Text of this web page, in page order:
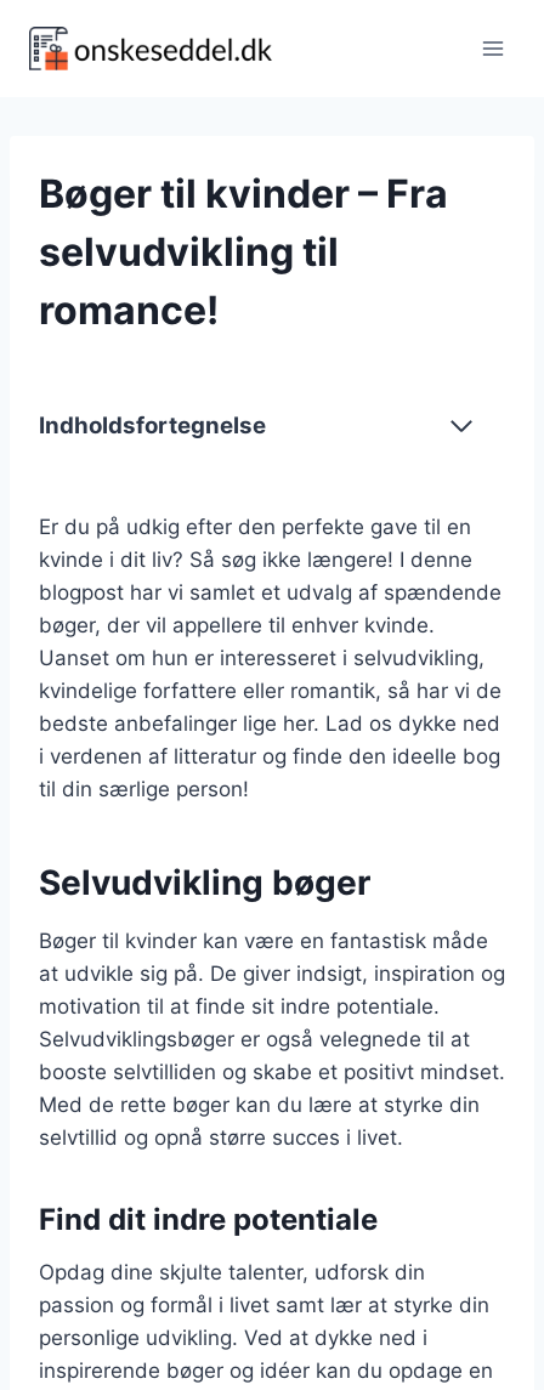
Bøger til kvinder – Fra
selvudvikling til
romance!
Indholdsfortegnelse
Er du på udkig efter den perfekte gave til en
kvinde i dit liv? Så søg ikke længere! I denne
blogpost har vi samlet et udvalg af spændende
bøger, der vil appellere til enhver kvinde.
Uanset om hun er interesseret i selvudvikling,
kvindelige forfattere eller romantik, så har vi de
bedste anbefalinger lige her. Lad os dykke ned
i verdenen af litteratur og finde den ideelle bog
til din særlige person!
Selvudvikling bøger
Bøger til kvinder kan være en fantastisk måde
at udvikle sig på. De giver indsigt, inspiration og
motivation til at finde sit indre potentiale.
Selvudviklingsbøger er også velegnede til at
booste selvtilliden og skabe et positivt mindset.
Med de rette bøger kan du lære at styrke din
selvtillid og opnå større succes i livet.
Find dit indre potentiale
Opdag dine skjulte talenter, udforsk din
passion og formål i livet samt lær at styrke din
personlige udvikling. Ved at dykke ned i
inspirerende bøger og idéer kan du opdage en